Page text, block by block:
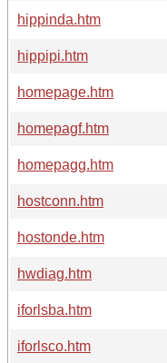
hippinda.htm
hippipi.htm
homepage.htm
homepagf.htm
homepagg.htm
hostconn.htm
hostonde.htm
hwdiag.htm
iforlsba.htm
iforlsco.htm